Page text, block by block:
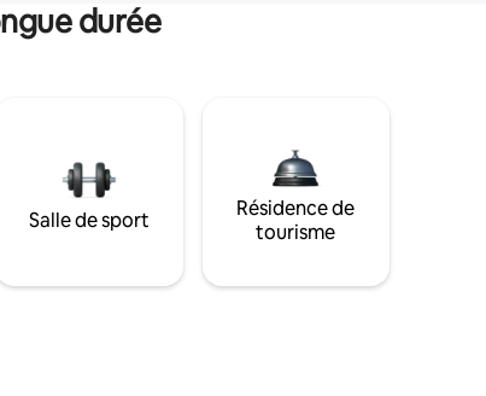
durée
Salle de sport
Résidence de
tourisme